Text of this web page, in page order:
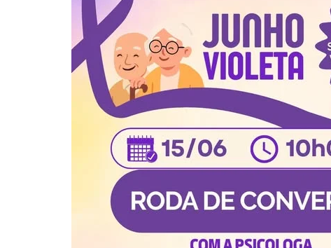
MOGI MIRIM
PAULÍNIA
PEDREIRA
RIBEIRÃO